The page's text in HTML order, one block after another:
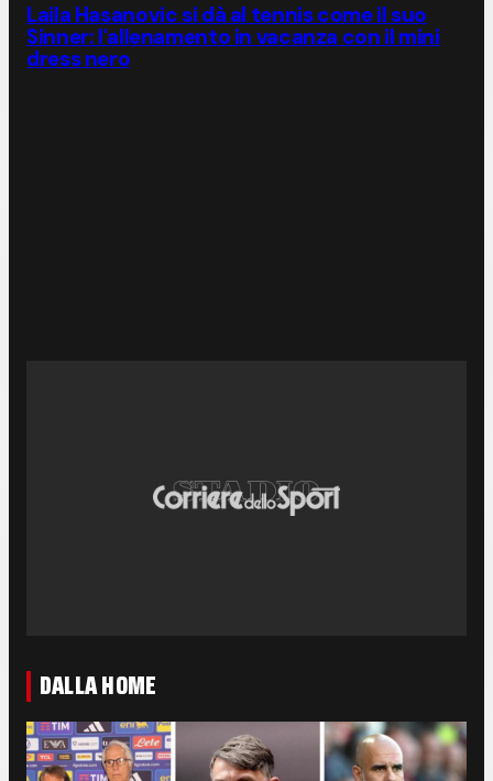
Laila Hasanovic si dà al tennis come il suo
Sinner: l'allenamento in vacanza con il mini
dress nero
DALLA HOME